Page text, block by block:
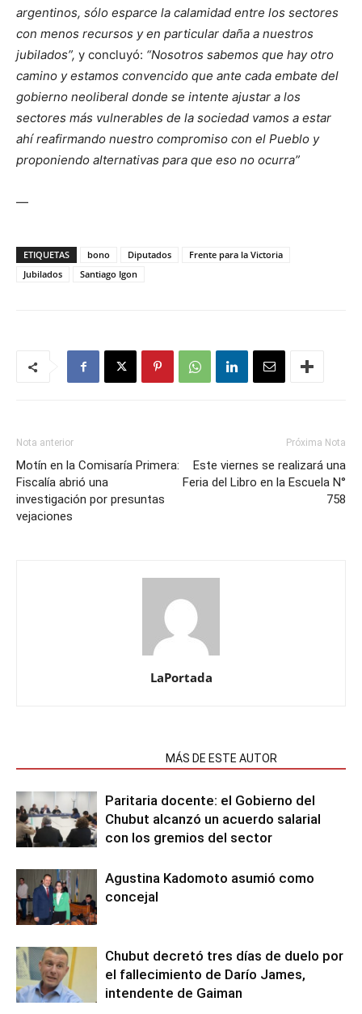
argentinos, sólo esparce la calamidad entre los sectores
con menos recursos y en particular daña a nuestros
jubilados”, y concluyó: “Nosotros sabemos que hay otro
camino y estamos convencido que ante cada embate del
gobierno neoliberal donde se intente ajustar a los
sectores más vulnerables de la sociedad vamos a estar
ahí reafirmando nuestro compromiso con el Pueblo y
proponiendo alternativas para que eso no ocurra”
—
ETIQUETAS bono Diputados
Frente para la Victoria
Jubilados
Santiago Igon
Nota anterior
Motín en la Comisaría Primera:
Fiscalía abrió una
investigación por presuntas
vejaciones
Próxima Nota
Este viernes se realizará una
Feria del Libro en la Escuela N°
758
LaPortada
MÁS DE ESTE AUTOR
Paritaria docente: el Gobierno del
Chubut alcanzó un acuerdo salarial
con los gremios del sector
Agustina Kadomoto asumió como
concejal
Chubut decretó tres días de duelo por
el fallecimiento de Darío James,
intendente de Gaiman